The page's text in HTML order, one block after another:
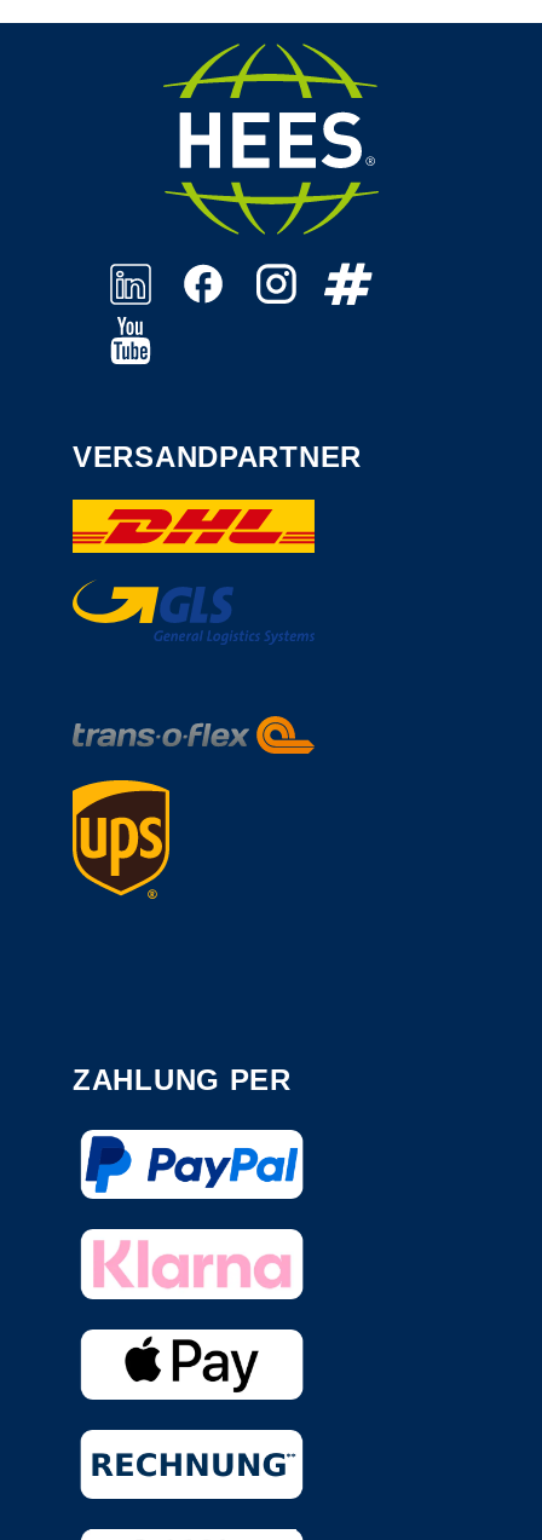
VERSANDPARTNER
ZAHLUNG PER